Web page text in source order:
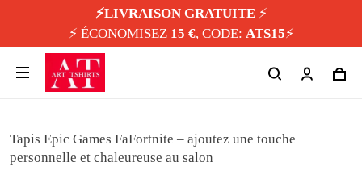
⚡️LIVRAISON GRATUITE⚡️
⚡️ ÉCONOMISEZ 15 €, CODE: ATS15⚡️
Tapis Epic Games FaFortnite – ajoutez une touche
personnelle et chaleureuse au salon